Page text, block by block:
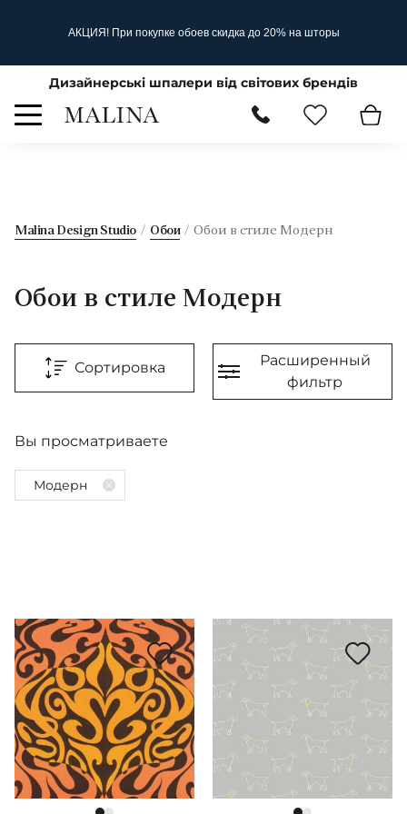
АКЦИЯ! При покупке обоев скидка до 20% на шторы
Дизайнерські шпалери від світових брендів
Malina Design Studio Обои Обои в стиле Модерн
Обои в стиле Модерн
По типу
Наклейки
Цвет
Желтый
Зеленый
Голубой
Синий
грн.
грн.
Применить
Имитация материала
Однотоные
Ткань
Наличие
на складе в ЕС
По стилю
Сортировка
Расширенный
фильтр
Вы просматриваете
Модерн